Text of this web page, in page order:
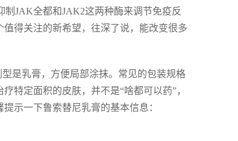
JAK全都和JAK2这两种酶来调节免疫反
得关注的新希望，往深了说，能改变很多
是乳膏，方便局部涂抹。常见的包装规格
特定面积的皮肤，并不是“啥都可以药”，
示一下鲁索替尼乳膏的基本信息：